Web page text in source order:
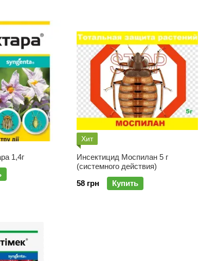
1,4г
Хит
Инсектицид Моспилан 5 г
(системного действия)
58 грн
Купить